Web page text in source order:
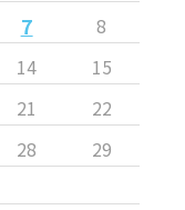
7 8
14
15
21
22
28
29